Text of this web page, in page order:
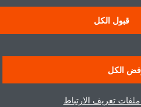
قبول الكل
الكل
تعريف الارتباط